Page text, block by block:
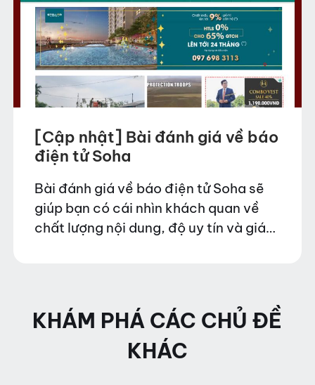
[Cập nhật] Bài đánh giá về báo
điện tử Soha
Bài đánh giá về báo điện tử Soha sẽ
giúp bạn có cái nhìn khách quan về
chất lượng nội dung, độ uy tín và giá
KHÁM PHÁ CÁC CHỦ ĐỀ
KHÁC